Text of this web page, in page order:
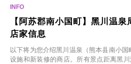
【阿苏郡南小国町】黑川温
店家信息
以下将为您介绍黑川温泉（熊本县南小
设施和新装修的商店。所有景点距离黑